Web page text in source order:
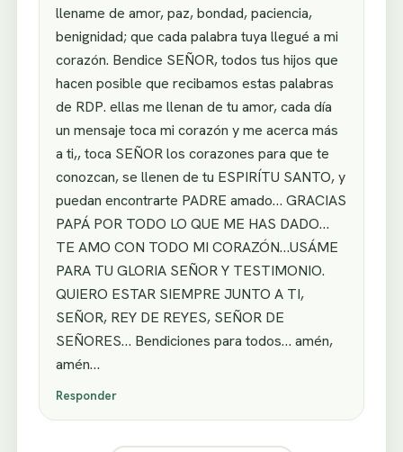
llename de amor, paz, bondad, paciencia,
benignidad; que cada palabra tuya llegué a mi
corazón. Bendice SEÑOR, todos tus hijos que
hacen posible que recibamos estas palabras
de RDP. ellas me llenan de tu amor, cada día
un mensaje toca mi corazón y me acerca más
a ti,, toca SEÑOR los corazones para que te
conozcan, se llenen de tu ESPIRÍTU SANTO, y
puedan encontrarte PADRE amado… GRACIAS
PAPÁ POR TODO LO QUE ME HAS DADO…
TE AMO CON TODO MI CORAZÓN…USÁME
PARA TU GLORIA SEÑOR Y TESTIMONIO.
QUIERO ESTAR SIEMPRE JUNTO A TI,
SEÑOR, REY DE REYES, SEÑOR DE
SEÑORES… Bendiciones para todos… amén,
amén…
Responder